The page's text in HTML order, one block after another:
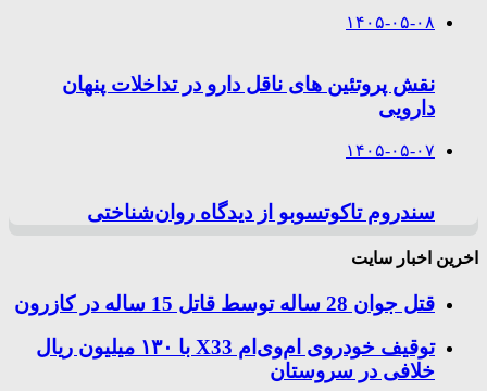
۱۴۰۵-۰۵-۰۸
نقش پروتئین های ناقل دارو در تداخلات پنهان
دارویی
۱۴۰۵-۰۵-۰۷
سندروم تاکوتسوبو از دیدگاه روان‌شناختی
اخرین اخبار سایت
قتل جوان 28 ساله توسط قاتل 15 ساله در کازرون
توقیف خودروی ام‌وی‌ام X33 با ۱۳۰ میلیون ریال
خلافی در سروستان